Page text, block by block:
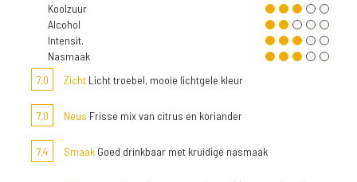
Koolzuur
Alcohol
Intensit.
Nasmaak
7,0
Zicht Licht troebel, mooie lichtgele kleur
7,0 Neus Frisse mix van citrus en koriander
7,4 Smaak Goed drinkbaar met kruidige nasmaak